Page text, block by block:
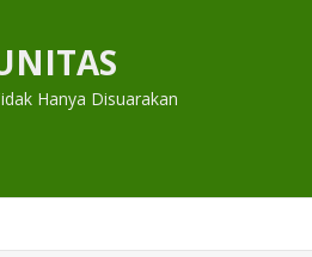
Hanya Disuarakan